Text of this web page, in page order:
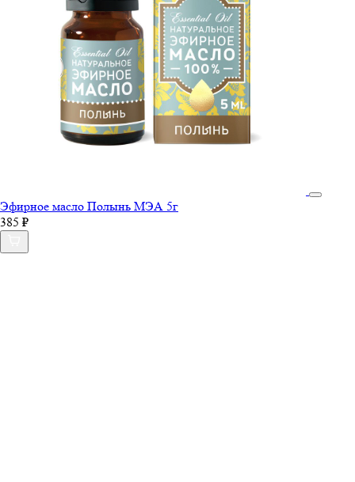
Эфирное масло Полынь МЭА 5г
385 ₽